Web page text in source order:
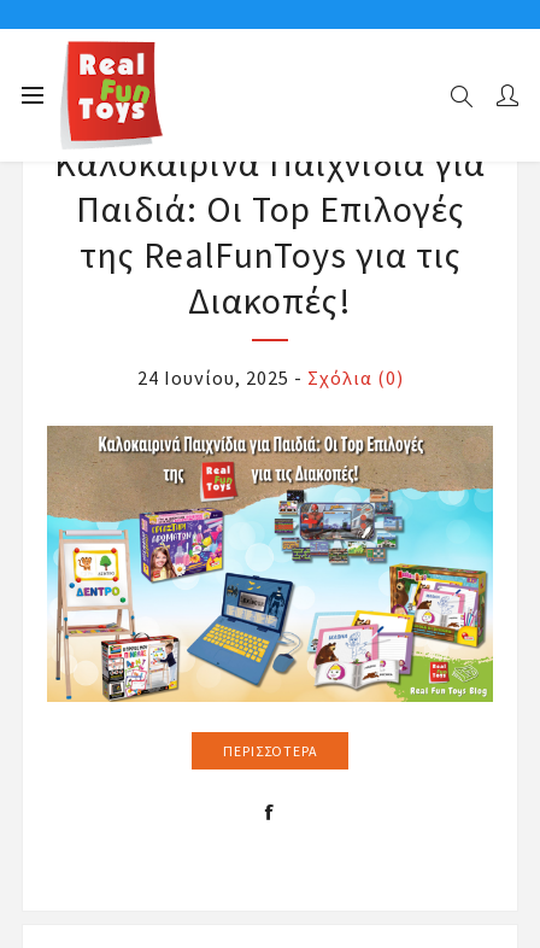
Καλοκαιρινά Παιχνίδια για
Παιδιά: Οι Top Επιλογές
της RealFunToys για τις
Διακοπές!
24 Ιουνίου, 2025 - Σχόλια (0)
ΠΕΡΙΣΣΌΤΕΡΑ